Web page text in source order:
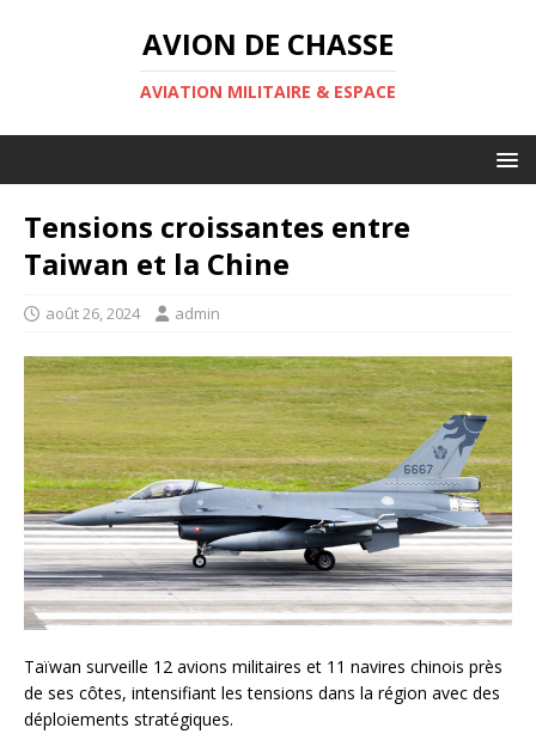
AVION DE CHASSE
AVIATION MILITAIRE & ESPACE
Tensions croissantes entre
Taiwan et la Chine
août 26, 2024 admin
Taïwan surveille 12 avions militaires et 11 navires chinois près
de ses côtes, intensifiant les tensions dans la région avec des
déploiements stratégiques.